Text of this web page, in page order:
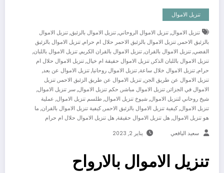
تنزيل الاموال
تنزيل الاموال, تنزيل الاموال الروحاني, تنزيل الاموال بالزئبق, تنزيل الاموال
بالزئبق الاحمر , تنزيل الاموال بالزئبق الاحمر حلال ام حرام, تنزيل الاموال بالزئبق
الفضي, تنزيل الاموال بالقران, تنزيل الاموال بالقران الكريم, تنزيل الاموال باللبان,
تنزيل الاموال باللبان الذكر , تنزيل الاموال حقيقة ام خيال, تنزيل الاموال حلال ام
حرام, تنزيل الاموال خلال ساعة, تنزيل الاموال روحانيا, تنزيل الاموال عن بعد,
تنزيل الاموال عن طريق الجن, تنزيل الاموال عن طريق الزئبق الاحمر , تنزيل
الاموال في الجزائر , تنزيل الاموال مباشر , حكم تنزيل الاموال, سر تنزيل الاموال,
شيخ روحاني لتنزيل الاموال, شيوخ تنزيل الاموال, طلسم تنزيل الاموال, عملية
تنزيل الاموال,كيفية تنزيل الاموال بالزئبق الاحمر ,كيفية تنزيل الاموال بالقران, ما
هو تنزيل الاموال, هل تنزيل الاموال حقيقة, هل تنزيل الاموال حلال ام حرام
سعيد اليافعي يناير 2, 2023
تنزيل الاموال بالارواح